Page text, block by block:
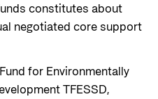
constitutes about
negotiated core support
for Environmentally
TFESSD,